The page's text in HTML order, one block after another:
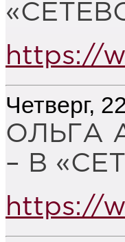
https://
Четверг,
ОЛЬГА
– В
https://